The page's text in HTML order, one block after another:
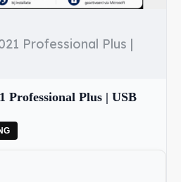
Professional Plus |
Professional Plus | USB